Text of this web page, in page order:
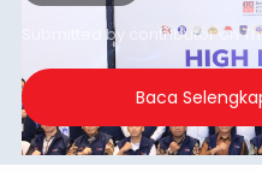
Submitted by contributoron
Baca